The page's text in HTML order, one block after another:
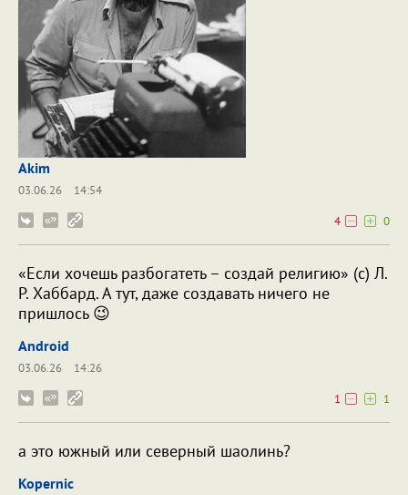
Akim
03.06.26
14:54
4
0
«Если хочешь разбогатеть – создай религию» (с) Л.
Р. Хаббард. А тут, даже создавать ничего не
пришлось 😉
Android
03.06.26
14:26
1
1
а это южный или северный шаолинь?
Kopernic